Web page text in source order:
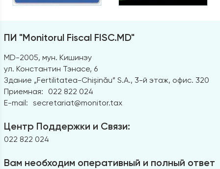
ПИ "Monitorul Fiscal FISC.MD"
MD-2005, мун. Кишинэу
ул. Константин Тэнасе, 6
Здание „Fertilitatea-Chișinău” S.A., 3-й этаж, офис. 320
Приемная:
022 822 024
E-mail: secretariat@monitor.tax
Центр Поддержки и Связи:
022 822 024
Вам необходим оперативный и полный ответ